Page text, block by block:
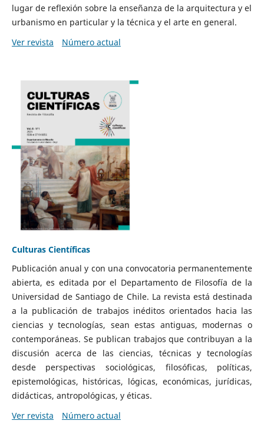
lugar de reflexión sobre la enseñanza de la arquitectura y el
urbanismo en particular y la técnica y el arte en general.
Ver revista
Número actual
Culturas Científicas
Publicación anual y con una convocatoria permanentemente
abierta, es editada por el Departamento de Filosofía de la
Universidad de Santiago de Chile. La revista está destinada
a la publicación de trabajos inéditos orientados hacia las
ciencias y tecnologías, sean estas antiguas, modernas o
contemporáneas. Se publican trabajos que contribuyan a la
discusión acerca de las ciencias, técnicas y tecnologías
desde perspectivas sociológicas, filosóficas, políticas,
epistemológicas, históricas, lógicas, económicas, jurídicas,
didácticas, antropológicas, y éticas.
Ver revista
Número actual